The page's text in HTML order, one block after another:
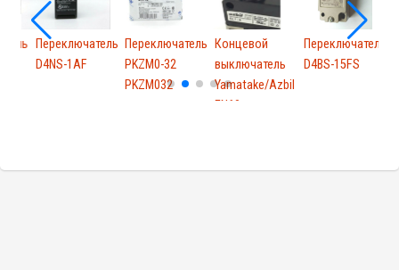
Переключатель
D4NS-1AF
Переключатель
PKZM0-32
PKZM032
Концевой
выключатель
Yamatake/Azbil
EN60...
Переключатель
D4BS-15FS